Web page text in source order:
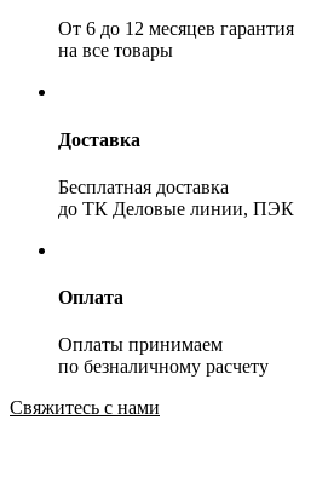
От 6 до 12 месяцев гарантия
на все товары
Доставка
Бесплатная доставка
до ТК Деловые линии, ПЭК
Оплата
Оплаты принимаем
по безналичному расчету
Свяжитесь с нами